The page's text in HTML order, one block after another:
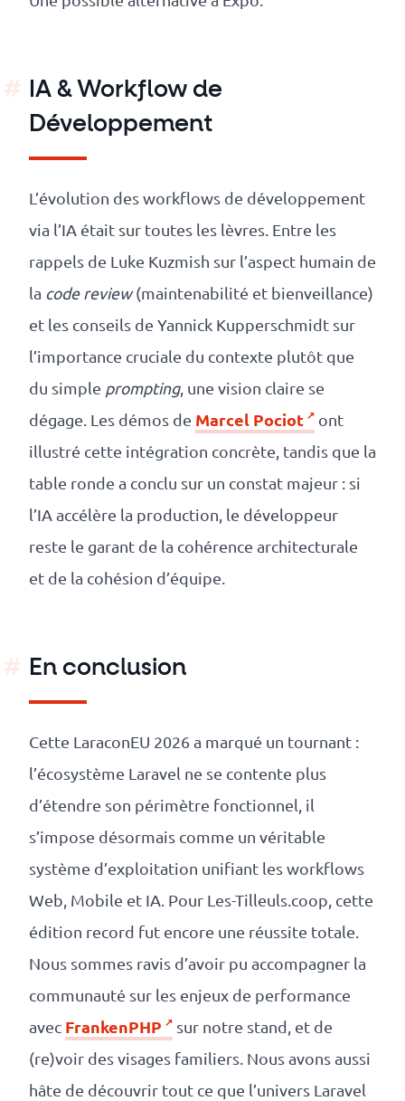
IA & Workflow de
Développement
L’évolution des workflows de développement
via l’IA était sur toutes les lèvres. Entre les
rappels de Luke Kuzmish sur l’aspect humain de
la code review(maintenabilité et bienveillance)
et les conseils de Yannick Kupperschmidt sur
l’importance cruciale du contexte plutôt que
du simple prompting, une vision claire se
dégage. Les démos de Marcel Pociot
ont
illustré cette intégration concrète, tandis que la
table ronde a conclu sur un constat majeur : si
l’IA accélère la production, le développeur
reste le garant de la cohérence architecturale
et de la cohésion d’équipe.
En conclusion
Cette LaraconEU 2026 a marqué un tournant :
l’écosystème Laravel ne se contente plus
d’étendre son périmètre fonctionnel, il
s’impose désormais comme un véritable
système d’exploitation unifiant les workflows
Web, Mobile et IA. Pour Les-Tilleuls.coop, cette
édition record fut encore une réussite totale.
Nous sommes ravis d’avoir pu accompagner la
communauté sur les enjeux de performance
avec FrankenPHP
sur notre stand, et de
(re)voir des visages familiers. Nous avons aussi
hâte de découvrir tout ce que l’univers Laravel